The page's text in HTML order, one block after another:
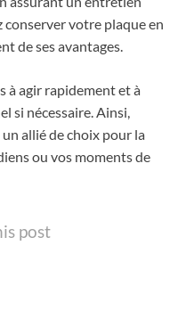
votre plaque en
de ses avantages.
à agir rapidement et à
si nécessaire. Ainsi,
allié de choix pour la
ou vos moments de
post